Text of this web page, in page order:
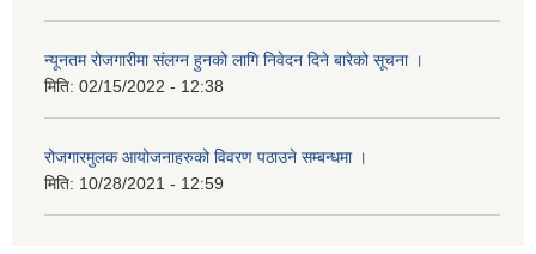
न्यूनतम रोजगारीमा संलग्न हुनको लागि निवेदन दिने बारेको सूचना ।
मिति: 02/15/2022 - 12:38
रोजगारमुलक आयोजनाहरुको विवरण पठाउने सम्बन्धमा ।
मिति: 10/28/2021 - 12:59